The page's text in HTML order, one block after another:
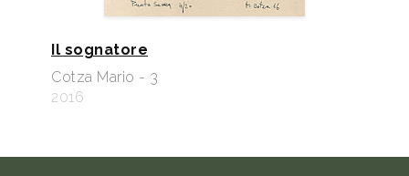
Il sognatore
Cotza Mario - 3
2016